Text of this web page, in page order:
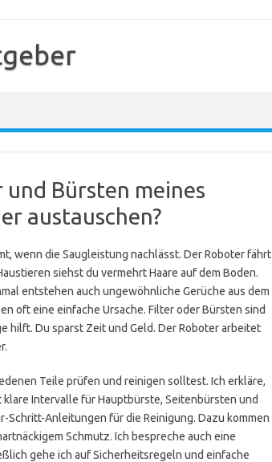
Bürsten meines
austauschen?
wenn die Saugleistung nachlässt. Der Roboter fährt
siehst du vermehrt Haare auf dem Boden.
entstehen auch ungewöhnliche Gerüche aus dem
oft eine einfache Ursache. Filter oder Bürsten sind
hilft. Du sparst Zeit und Geld. Der Roboter arbeitet
Teile prüfen und reinigen solltest. Ich erkläre,
Intervalle für Hauptbürste, Seitenbürsten und
Anleitungen für die Reinigung. Dazu kommen
Schmutz. Ich bespreche auch eine
gehe ich auf Sicherheitsregeln und einfache